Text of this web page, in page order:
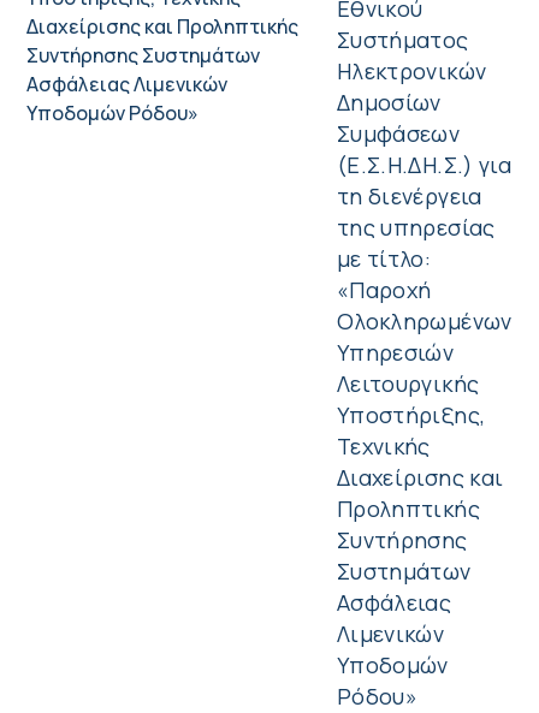
Εθνικού
Συστήματος
Ηλεκτρονικών
Δημοσίων
Συμφάσεων
(Ε.Σ.Η.ΔΗ.Σ.) για
τη διενέργεια
της υπηρεσίας
με τίτλο:
«Παροχή
Ολοκληρωμένων
Υπηρεσιών
Λειτουργικής
Υποστήριξης,
Τεχνικής
Διαχείρισης και
Προληπτικής
Συντήρησης
Συστημάτων
Ασφάλειας
Λιμενικών
Υποδομών
Ρόδου»